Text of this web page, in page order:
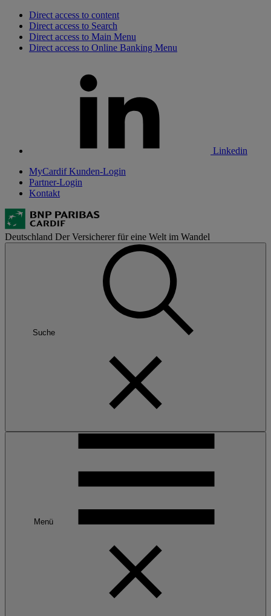
Direct access to content
Direct access to Search
Direct access to Main Menu
Direct access to Online Banking Menu
Linkedin
MyCardif Kunden-Login
Partner-Login
Kontakt
Deutschland Der Versicherer für eine Welt im Wandel
Suche
Menü